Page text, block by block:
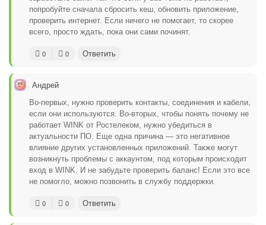
попробуйте сначала сбросить кеш, обновить приложение,
проверить интернет. Если ничего не помогает, то скорее
всего, просто ждать, пока они сами починят.
0 0 Ответить
Андрей
Во-первых, нужно проверить контакты, соединения и кабели,
если они используются. Во-вторых, чтобы понять почему не
работает WINK от Ростелеком, нужно убедиться в
актуальности ПО. Еще одна причина — это негативное
влияние других установленных приложений. Также могут
возникнуть проблемы с аккаунтом, под которым происходит
вход в WINK. И не забудьте проверить баланс! Если это все
не помогло, можно позвонить в службу поддержки.
0 0 Ответить